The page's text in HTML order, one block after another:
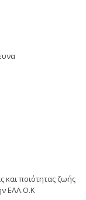
και ποιότητας ζωής
ΕΛΛ.Ο.Κ